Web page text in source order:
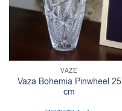
VAZE
Vaza Bohemia Pinwheel 25
cm